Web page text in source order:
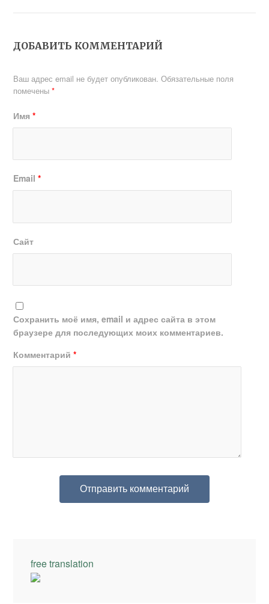
ДОБАВИТЬ КОММЕНТАРИЙ
Ваш адрес email не будет опубликован. Обязательные поля
помечены*
Имя*
Email*
Сайт
Сохранить моё имя, email и адрес сайта в этом
браузере для последующих моих комментариев.
Комментарий*
free translation